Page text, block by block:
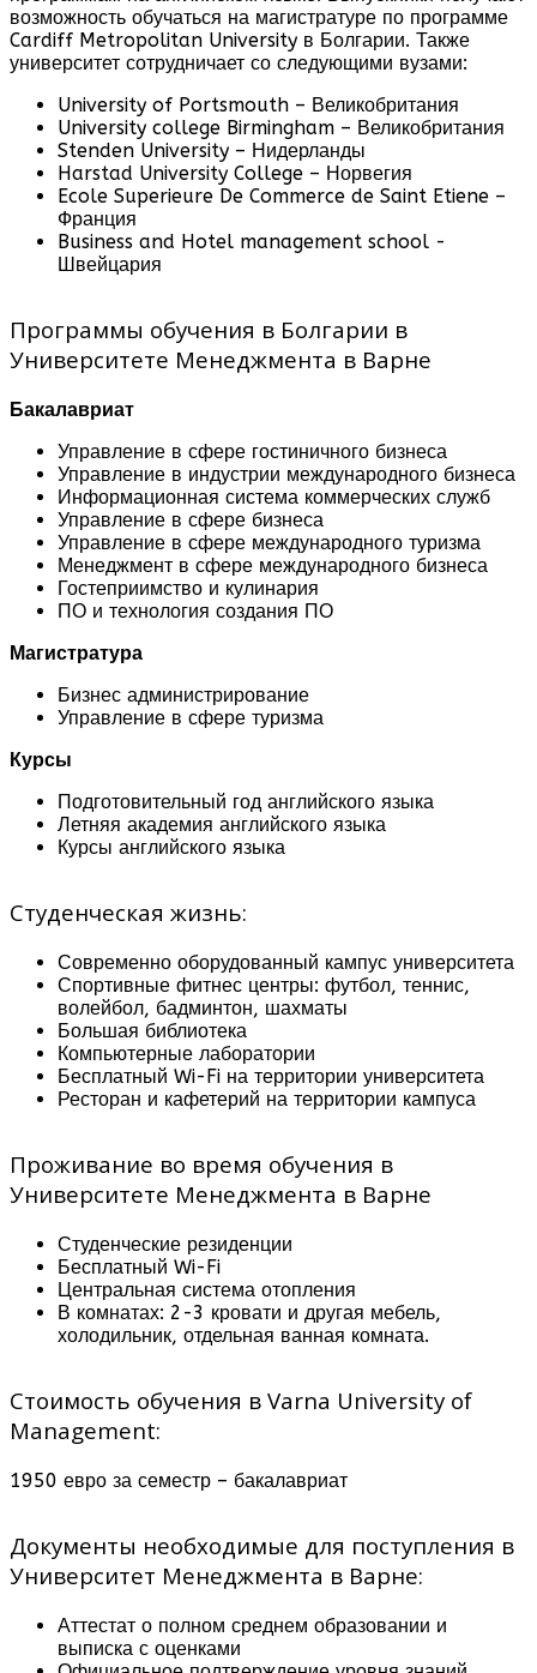
возможность обучаться на магистратуре по программе
Cardiff Metropolitan University в Болгарии. Также
университет сотрудничает со следующими вузами:
University of Portsmouth – Великобритания
University college Birmingham – Великобритания
Stenden University – Нидерланды
Harstad University College – Норвегия
Ecole Superieure De Commerce de Saint Etiene –
Франция
Business and Hotel management school -
Швейцария
Программы обучения в Болгарии в
Университете Менеджмента в Варне
Бакалавриат
Управление в сфере гостиничного бизнеса
Управление в индустрии международного бизнеса
Информационная система коммерческих служб
Управление в сфере бизнеса
Управление в сфере международного туризма
Менеджмент в сфере международного бизнеса
Гостеприимство и кулинария
ПО и технология создания ПО
Магистратура
Бизнес администрирование
Управление в сфере туризма
Курсы
Подготовительный год английского языка
Летняя академия английского языка
Курсы английского языка
Студенческая жизнь:
Современно оборудованный кампус университета
Спортивные фитнес центры: футбол, теннис,
волейбол, бадминтон, шахматы
Большая библиотека
Компьютерные лаборатории
Бесплатный Wi-Fi на территории университета
Ресторан и кафетерий на территории кампуса
Проживание во время обучения в
Университете Менеджмента в Варне
Студенческие резиденции
Бесплатный Wi-Fi
Центральная система отопления
В комнатах: 2-3 кровати и другая мебель,
холодильник, отдельная ванная комната.
Стоимость обучения в Varna University of
Management:
1950 евро за семестр – бакалавриат
Документы необходимые для поступления в
Университет Менеджмента в Варне:
Аттестат о полном среднем образовании и
выписка с оценками